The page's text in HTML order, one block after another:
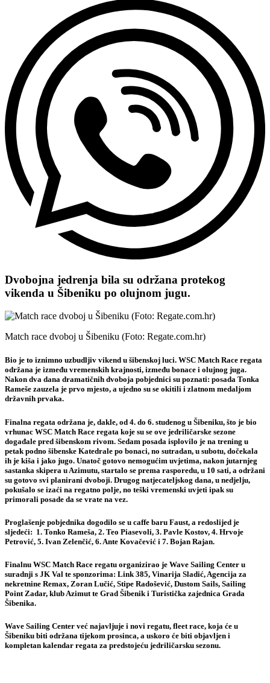
Dvobojna jedrenja bila su održana protekog
vikenda u Šibeniku po olujnom jugu.
Match race dvoboj u Šibeniku (Foto: Regate.com.hr)
Bio je to iznimno uzbudljiv vikend u šibenskoj luci. WSC Match Race regata
održana je između vremenskih krajnosti, između bonace i olujnog juga.
Nakon dva dana dramatičnih dvoboja pobjednici su poznati: posada Tonka
Rameše zauzela je prvo mjesto, a ujedno su se okitili i zlatnom medaljom
državnih prvaka.
Finalna regata održana je, dakle, od 4. do 6. studenog u Šibeniku, što je bio
vrhunac WSC Match Race regata koje su se ove jedriličarske sezone
događale pred šibenskom rivom. Sedam posada isplovilo je na trening u
petak podno šibenske Katedrale po bonaci, no sutradan, u subotu, dočekala
ih je kiša i jako jugo. Unatoč gotovo nemogućim uvjetima, nakon jutarnjeg
sastanka skipera u Azimutu, startalo se prema rasporedu, u 10 sati, a održani
su gotovo svi planirani dvoboji. Drugog natjecateljskog dana, u nedjelju,
pokušalo se izaći na regatno polje, no teški vremenski uvjeti ipak su
primorali posade da se vrate na vez.
Proglašenje pobjednika dogodilo se u caffe baru Faust, a redoslijed je
sljedeći: 1. Tonko Rameša, 2. Teo Piasevoli, 3. Pavle Kostov, 4. Hrvoje
Petrović, 5. Ivan Zelenčić, 6. Ante Kovačević i 7. Bojan Rajan.
Finalnu WSC Match Race regatu organizirao je Wave Sailing Center u
suradnji s JK Val te sponzorima: Link 385, Vinarija Sladić, Agencija za
nekretnine Remax, Zoran Lučić, Stipe Radošević, Dustom Sails, Sailing
Point Zadar, klub Azimut te Grad Šibenik i Turistička zajednica Grada
Šibenika.
Wave Sailing Center već najavljuje i novi regatu, fleet race, koja će u
Šibeniku biti održana tijekom prosinca, a uskoro će biti objavljen i
kompletan kalendar regata za predstojeću jedriličarsku sezonu.